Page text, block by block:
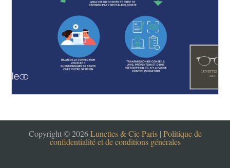
Copyright © 2026Lunettes & Cie Paris | Politique de
confidentialité et de conditions générales